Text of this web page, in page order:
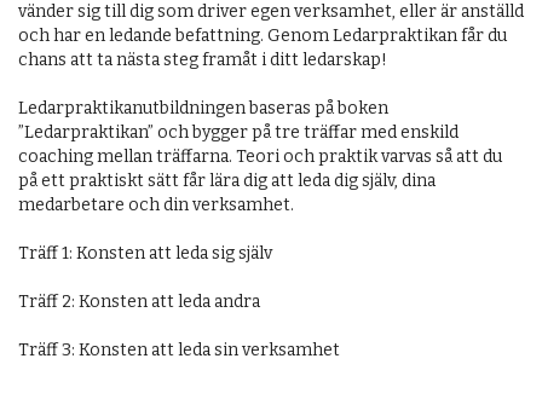
vänder sig till dig som driver egen verksamhet, eller är anställd
och har en ledande befattning. Genom Ledarpraktikan får du
chans att ta nästa steg framåt i ditt ledarskap!
Ledarpraktikanutbildningen baseras på boken
”Ledarpraktikan” och bygger på tre träffar med enskild
coaching mellan träffarna. Teori och praktik varvas så att du
på ett praktiskt sätt får lära dig att leda dig själv, dina
medarbetare och din verksamhet.
Träff 1: Konsten att leda sig själv
Träff 2: Konsten att leda andra
Träff 3: Konsten att leda sin verksamhet